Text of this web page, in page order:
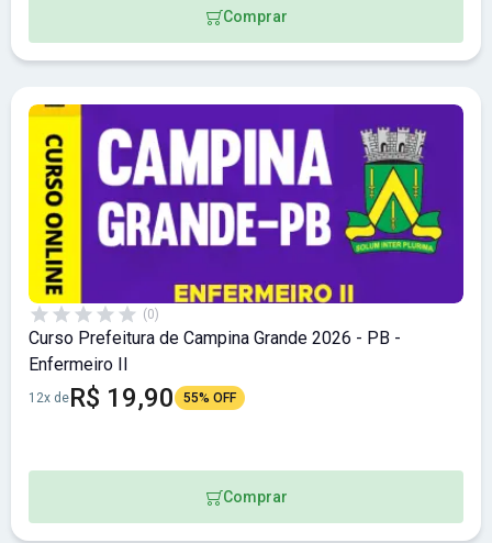
Comprar
(0)
Curso Prefeitura de Campina Grande 2026 - PB -
Enfermeiro II
12x deR$ 19,90 55% OFF
Comprar